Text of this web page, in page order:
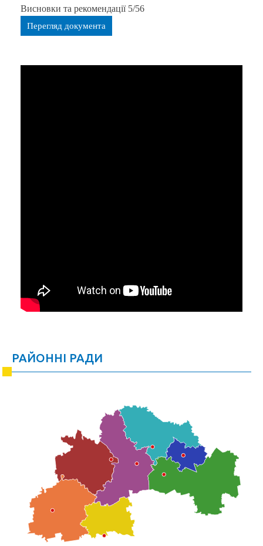
Висновки та рекомендації 5/56
Перегляд документа
РАЙОННІ РАДИ